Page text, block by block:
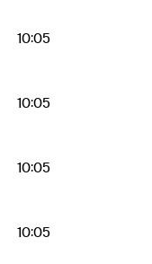
10:05
10:05
10:05
10:05